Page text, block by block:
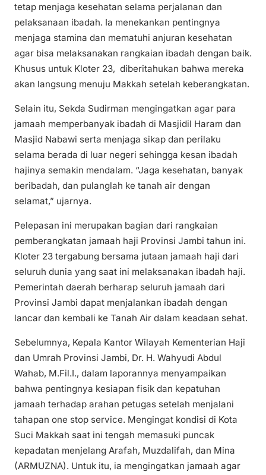
tetap menjaga kesehatan selama perjalanan dan
pelaksanaan ibadah. Ia menekankan pentingnya
menjaga stamina dan mematuhi anjuran kesehatan
agar bisa melaksanakan rangkaian ibadah dengan baik.
Khusus untuk Kloter 23, diberitahukan bahwa mereka
akan langsung menuju Makkah setelah keberangkatan.
Selain itu, Sekda Sudirman mengingatkan agar para
jamaah memperbanyak ibadah di Masjidil Haram dan
Masjid Nabawi serta menjaga sikap dan perilaku
selama berada di luar negeri sehingga kesan ibadah
hajinya semakin mendalam. “Jaga kesehatan, banyak
beribadah, dan pulanglah ke tanah air dengan
selamat,” ujarnya.
Pelepasan ini merupakan bagian dari rangkaian
pemberangkatan jamaah haji Provinsi Jambi tahun ini.
Kloter 23 tergabung bersama jutaan jamaah haji dari
seluruh dunia yang saat ini melaksanakan ibadah haji.
Pemerintah daerah berharap seluruh jamaah dari
Provinsi Jambi dapat menjalankan ibadah dengan
lancar dan kembali ke Tanah Air dalam keadaan sehat.
Sebelumnya, Kepala Kantor Wilayah Kementerian Haji
dan Umrah Provinsi Jambi, Dr. H. Wahyudi Abdul
Wahab, M.Fil.I., dalam laporannya menyampaikan
bahwa pentingnya kesiapan fisik dan kepatuhan
jamaah terhadap arahan petugas setelah menjalani
tahapan one stop service. Mengingat kondisi di Kota
Suci Makkah saat ini tengah memasuki puncak
kepadatan menjelang Arafah, Muzdalifah, dan Mina
(ARMUZNA). Untuk itu, ia mengingatkan jamaah agar